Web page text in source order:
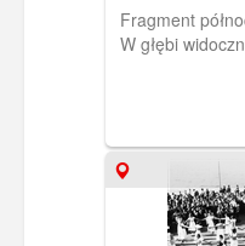
Fragment
W głębi